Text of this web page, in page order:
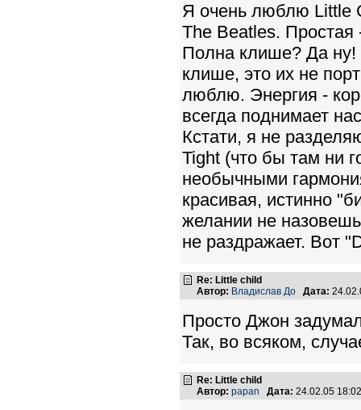
Я очень люблю Little
The Beatles.
Полна клише? Да ну!
клише, это их не
люблю. Энергия -
всегда поднимает
Кстати, я не
Tight (что бы там ни
необычными
красивая, истинно
желании не
не раздражает. Вот
Re: Little child
Автор: Владислав До Дата:
Просто Джон
Так, во всяком,
Re: Little child
Автор: papan Дата: 24.02.05